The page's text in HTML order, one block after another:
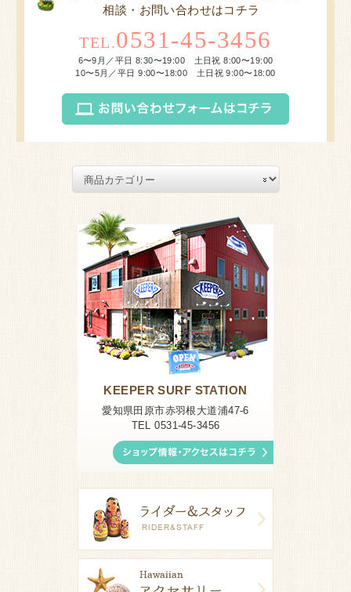
相談・お問い合わせはコチラ
TEL.0531-45-3456
6〜9月／平日 8:30〜19:00 土日祝 8:00〜19:00
10〜5月／平日 9:00〜18:00 土日祝 9:00〜18:00
KEEPER SURF STATION
愛知県田原市赤羽根大道浦47-6
TEL 0531-45-3456